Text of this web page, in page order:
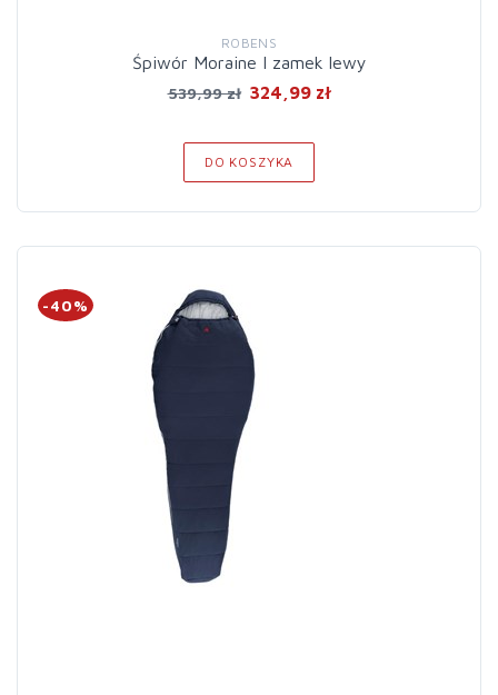
ROBENS
Śpiwór Moraine I zamek lewy
539,99 zł 324,99 zł
DO KOSZYKA
-40%